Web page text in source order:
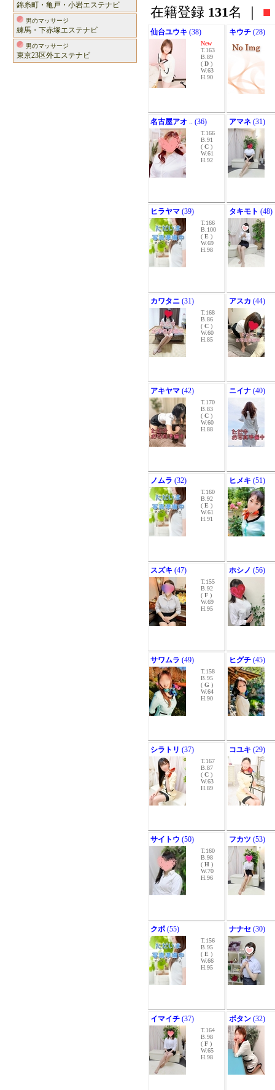
錦糸町・亀戸・小岩エステナビ
男のマッサージ
練馬・下赤塚エステナビ
男のマッサージ
東京23区外エステナビ
在籍登録 131名 ｜ ■
仙台ユウキ (38)
New
T.163
B.89
( D )
W.63
H.90
キウチ (28)
名古屋アオ .. (36)
T.166
B.91
( C )
W.61
H.92
アマネ (31)
ヒラヤマ (39)
T.166
B.100
( E )
W.69
H.98
タキモト (48)
カワタニ (31)
T.168
B.86
( C )
W.60
H.85
アスカ (44)
アキヤマ (42)
T.170
B.83
( C )
W.60
H.88
ニイナ (40)
ノムラ (32)
T.160
B.92
( E )
W.61
H.91
ヒメキ (51)
スズキ (47)
T.155
B.92
( F )
W.69
H.95
ホシノ (56)
サワムラ (49)
T.158
B.95
( G )
W.64
H.90
ヒグチ (45)
シラトリ (37)
T.167
B.87
( C )
W.63
H.89
コユキ (29)
サイトウ (50)
T.160
B.98
( H )
W.70
H.96
フカツ (53)
クボ (55)
T.156
B.95
( E )
W.66
H.95
ナナセ (30)
イマイチ (37)
T.164
B.98
( F )
W.65
H.98
ボタン (32)